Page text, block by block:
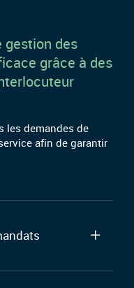
gestion des
grâce à des
les demandes de
afin de garantir